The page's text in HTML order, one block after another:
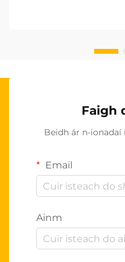
Faigh
Beidh ár n-
Email
Ainm